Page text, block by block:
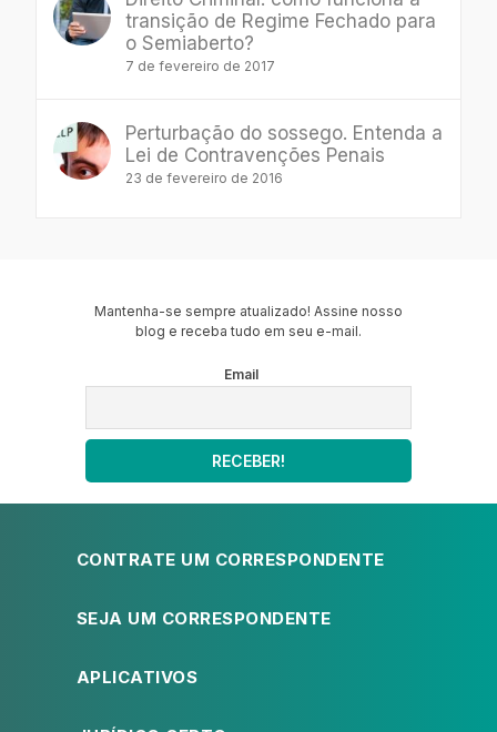
transição de Regime Fechado para
o Semiaberto?
7 de fevereiro de 2017
Perturbação do sossego. Entenda a
Lei de Contravenções Penais
23 de fevereiro de 2016
Mantenha-se sempre atualizado! Assine nosso
blog e receba tudo em seu e-mail.
Email
CONTRATE UM CORRESPONDENTE
SEJA UM CORRESPONDENTE
APLICATIVOS